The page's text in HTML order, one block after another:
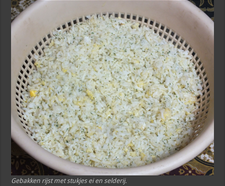
Gebakken rijst met stukjes ei en selderij.